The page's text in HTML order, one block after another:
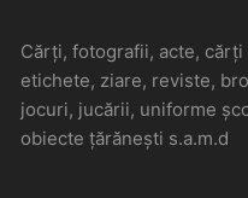
Cărți, fotografii, acte,
etichete, ziare, reviste,
jocuri, jucării, uniforme
obiecte țărănești s.a.m.d